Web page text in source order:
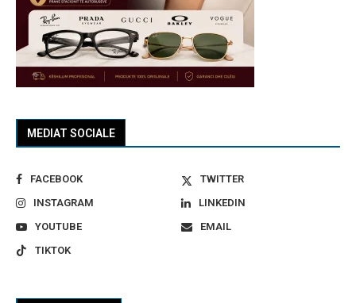
MEDIAT SOCIALE
FACEBOOK
TWITTER
INSTAGRAM
LINKEDIN
YOUTUBE
EMAIL
TIKTOK